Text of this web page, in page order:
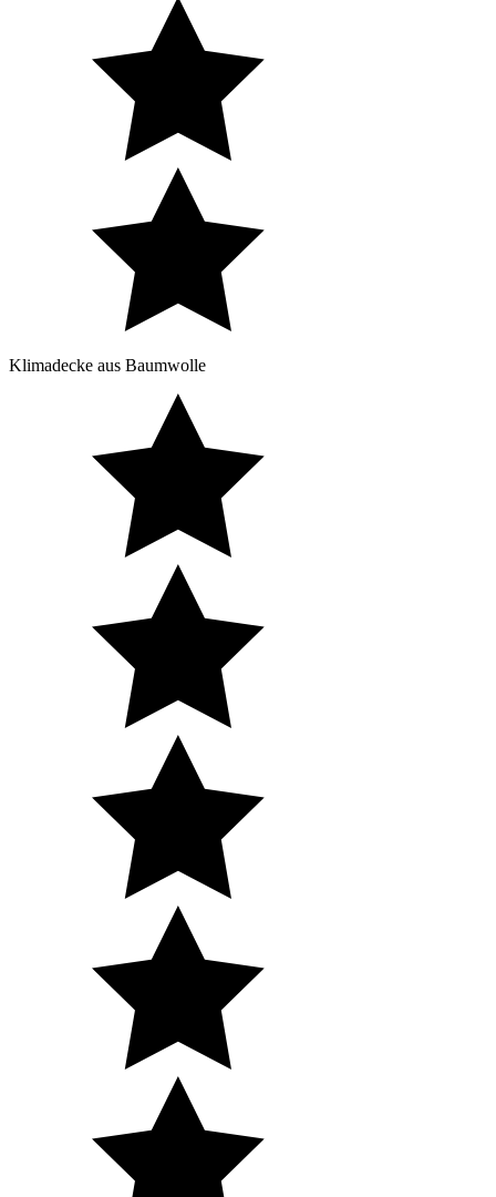
Klimadecke aus Baumwolle